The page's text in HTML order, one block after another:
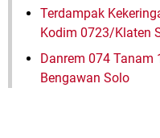
Terdampak
Kodim 0723/Klaten
Danrem 074 Tanam
Bengawan Solo